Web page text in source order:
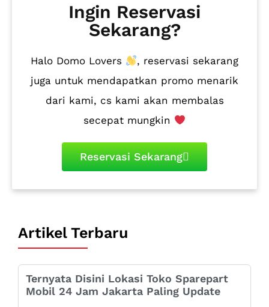
Ingin Reservasi
Sekarang?
Halo Domo Lovers
, reservasi sekarang
juga untuk mendapatkan promo menarik
dari kami, cs kami akan membalas
secepat mungkin
Reservasi Sekarang
Artikel Terbaru
Ternyata Disini Lokasi Toko Sparepart
Mobil 24 Jam Jakarta Paling Update